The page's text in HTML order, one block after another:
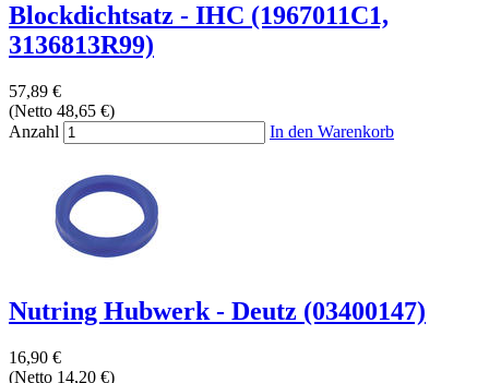
Blockdichtsatz - IHC (1967011C1,
3136813R99)
57,89 €
(Netto 48,65 €)
Anzahl
In den Warenkorb
Nutring Hubwerk - Deutz (03400147)
16,90 €
(Netto 14,20 €)